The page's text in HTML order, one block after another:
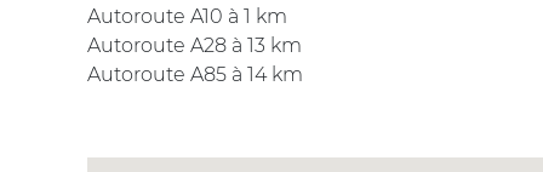
Autoroute A10 à 1 km
Autoroute A28 à 13 km
Autoroute A85 à 14 km